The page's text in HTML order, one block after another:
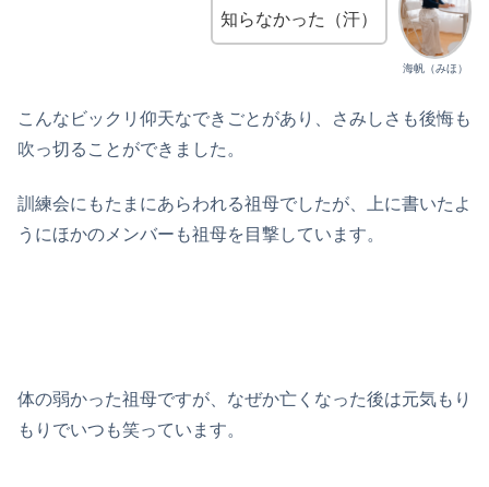
海帆（みほ）
知らなかった（汗）
こんなビックリ仰天なできごとがあり、さみしさも後悔も
吹っ切ることができました。
訓練会にもたまにあらわれる祖母でしたが、上に書いたよ
うにほかのメンバーも祖母を目撃しています。
体の弱かった祖母ですが、なぜか亡くなった後は元気もり
もりでいつも笑っています。